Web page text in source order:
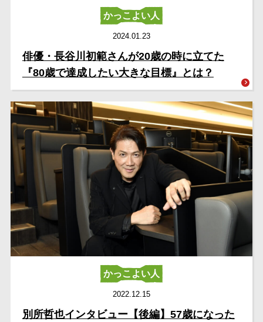
かっこよい人
2024.01.23
俳優・長谷川初範さんが20歳の時に立てた
『80歳で達成したい大きな目標』とは？
かっこよい人
2022.12.15
別所哲也インタビュー【後編】57歳になった